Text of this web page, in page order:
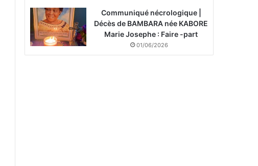
Communiqué nécrologique |
Décès de BAMBARA née KABORE
Marie Josephe : Faire -part
01/06/2026